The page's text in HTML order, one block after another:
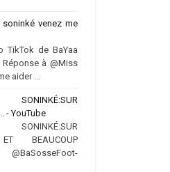
venez me
TikTok de BaYaa
à @Miss
aider ...
- YouTube
ET BEAUCOUP
@BaSosseFoot-